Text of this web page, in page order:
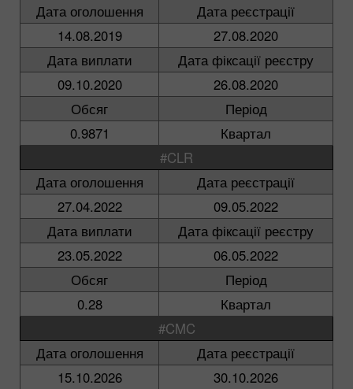
Дата оголошення
Дата реєстрації
14.08.2019
27.08.2020
Дата виплати
Дата фіксації реєстру
09.10.2020
26.08.2020
Обсяг
Період
0.9871
Квартал
#CLR
Дата оголошення
Дата реєстрації
27.04.2022
09.05.2022
Дата виплати
Дата фіксації реєстру
23.05.2022
06.05.2022
Обсяг
Період
0.28
Квартал
#CMC
Дата оголошення
Дата реєстрації
15.10.2026
30.10.2026